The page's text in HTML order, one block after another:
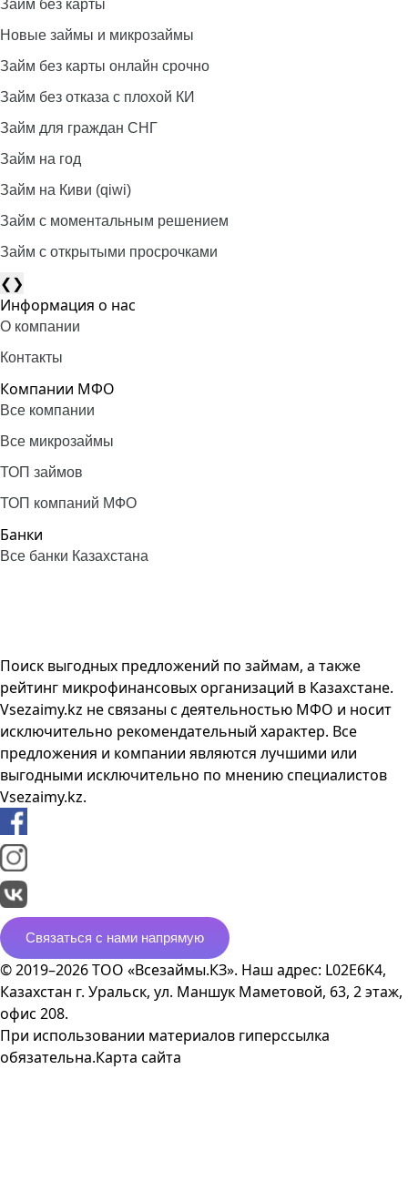
Займ без карты
Новые займы и микрозаймы
Займ без карты онлайн срочно
Займ без отказа с плохой КИ
Займ для граждан СНГ
Займ на год
Займ на Киви (qiwi)
Займ c моментальным решением
Займ с открытыми просрочками
❮❯
Информация о нас
О компании
Контакты
Компании МФО
Все компании
Все микрозаймы
ТОП займов
ТОП компаний МФО
Банки
Все банки Казахстана
Поиск выгодных предложений по займам, а также
рейтинг микрофинансовых организаций в Казахстане.
Vsezaimy.kz не связаны с деятельностью МФО и носит
исключительно рекомендательный характер. Все
предложения и компании являются лучшими или
выгодными исключительно по мнению специалистов
Vsezaimy.kz.
Связаться с нами напрямую
© 2019–2026 ТОО «Всезаймы.КЗ». Наш адрес: L02E6K4,
Казахстан г. Уральск, ул. Маншук Маметовой, 63, 2 этаж,
офис 208.
При использовании материалов гиперссылка
обязательна.Карта сайта